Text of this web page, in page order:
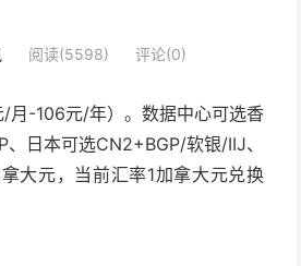
阅读(5598) 评论(0)
月-106元/年）。数据中心可选香
日本可选CN2+BGP/软银/IIJ、
大元，当前汇率1加拿大元兑换